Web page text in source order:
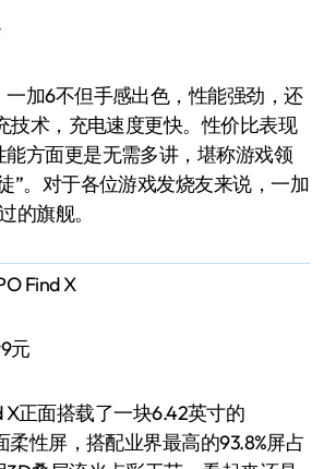
加6不但手感出色，性能强劲，还
技术，充电速度更快。性价比表现
方面更是无需多讲，堪称游戏领
”。对于各位游戏发烧友来说，一加
的旗舰。
Find X
元
面搭载了一块6.42英寸的
柔性屏，搭配业界最高的93.8%屏占